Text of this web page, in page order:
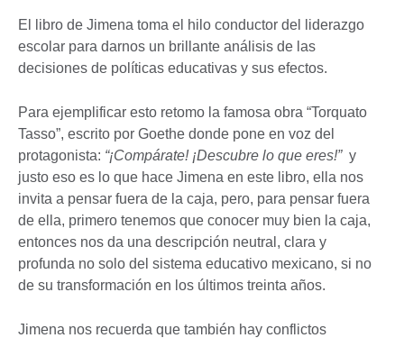
El libro de Jimena toma el hilo conductor del liderazgo
escolar para darnos un brillante análisis de las
decisiones de políticas educativas y sus efectos.
Para ejemplificar esto retomo la famosa obra “Torquato
Tasso”, escrito por Goethe donde pone en voz del
protagonista: “¡Compárate! ¡Descubre lo que eres!” y
justo eso es lo que hace Jimena en este libro, ella nos
invita a pensar fuera de la caja, pero, para pensar fuera
de ella, primero tenemos que conocer muy bien la caja,
entonces nos da una descripción neutral, clara y
profunda no solo del sistema educativo mexicano, si no
de su transformación en los últimos treinta años.
Jimena nos recuerda que también hay conflictos